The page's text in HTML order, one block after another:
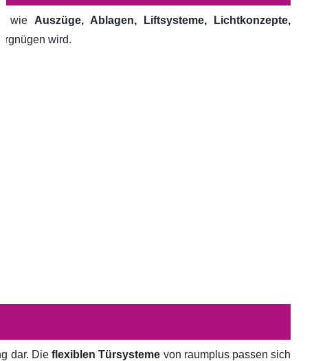
wie Auszüge, Ablagen, Liftsysteme, Lichtkonzepte,
wird.
dar. Dieflexiblen Türsysteme von raumplus passen sich